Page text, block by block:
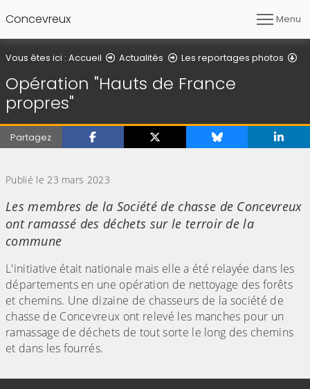
Concevreux Menu
Vous êtes ici : Accueil Actualités Les reportages photos
Opération "Hauts de France
propres"
Partagez
Publié le 23 mars 2023
Les membres de la Société de chasse de Concevreux
ont ramassé des déchets sur le terroir de la
commune
L'initiative était nationale mais elle a été relayée dans les
départements en une opération de nettoyage des forêts
et chemins. Une dizaine de chasseurs de la société de
chasse de Concevreux ont relevé les manches pour un
ramassage de déchets de tout sorte le long des chemins
et dans les fourrés.